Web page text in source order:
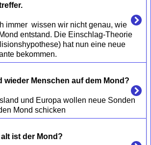
immer  wissen wir nicht genau, wie
entstand. Die Einschlag-Theorie
hat nun eine neue
wieder Menschen auf dem Mond?
und Europa wollen neue Sonden
alt ist der Mond?